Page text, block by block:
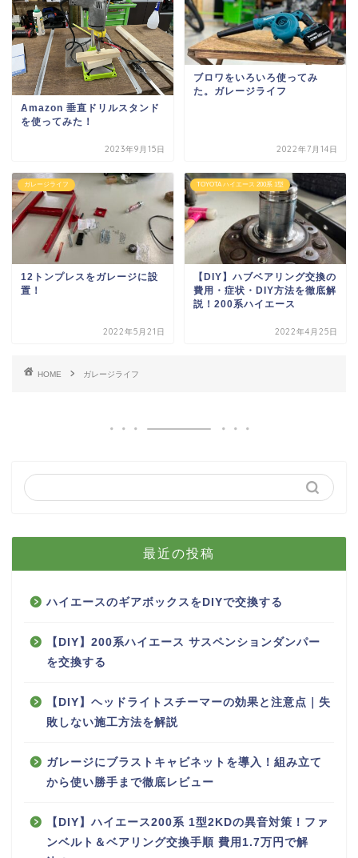
Amazon 垂直ドリルスタンド
を使ってみた！
2023年9月15日
ブロワをいろいろ使ってみ
た。ガレージライフ
2022年7月14日
ガレージライフ
12トンプレスをガレージに設
置！
2022年5月21日
TOYOTA ハイエース 200系 1型
【DIY】ハブベアリング交換の
費用・症状・DIY方法を徹底解
説！200系ハイエース
2022年4月25日
HOME ガレージライフ
最近の投稿
ハイエースのギアボックスをDIYで交換する
【DIY】200系ハイエース サスペンションダンパー
を交換する
【DIY】ヘッドライトスチーマーの効果と注意点｜失
敗しない施工方法を解説
ガレージにブラストキャビネットを導入！組み立て
から使い勝手まで徹底レビュー
【DIY】ハイエース200系 1型2KDの異音対策！ファ
ンベルト＆ベアリング交換手順 費用1.7万円で解